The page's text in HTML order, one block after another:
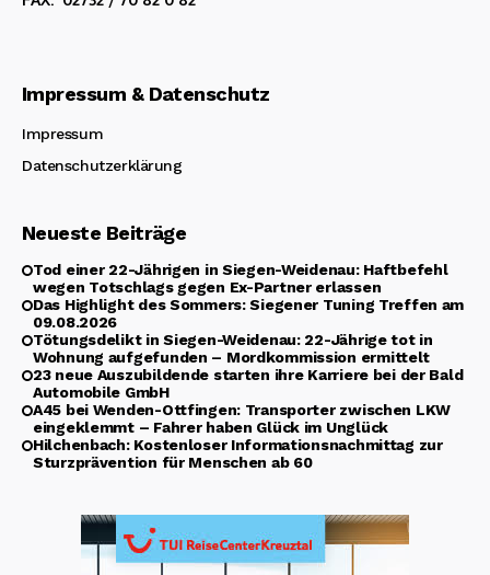
Impressum & Datenschutz
Impressum
Datenschutzerklärung
Neueste Beiträge
Tod einer 22-Jährigen in Siegen-Weidenau: Haftbefehl
wegen Totschlags gegen Ex-Partner erlassen
Das Highlight des Sommers: Siegener Tuning Treffen am
09.08.2026
Tötungsdelikt in Siegen-Weidenau: 22-Jährige tot in
Wohnung aufgefunden – Mordkommission ermittelt
23 neue Auszubildende starten ihre Karriere bei der Bald
Automobile GmbH
A45 bei Wenden-Ottfingen: Transporter zwischen LKW
eingeklemmt – Fahrer haben Glück im Unglück
Hilchenbach: Kostenloser Informationsnachmittag zur
Sturzprävention für Menschen ab 60